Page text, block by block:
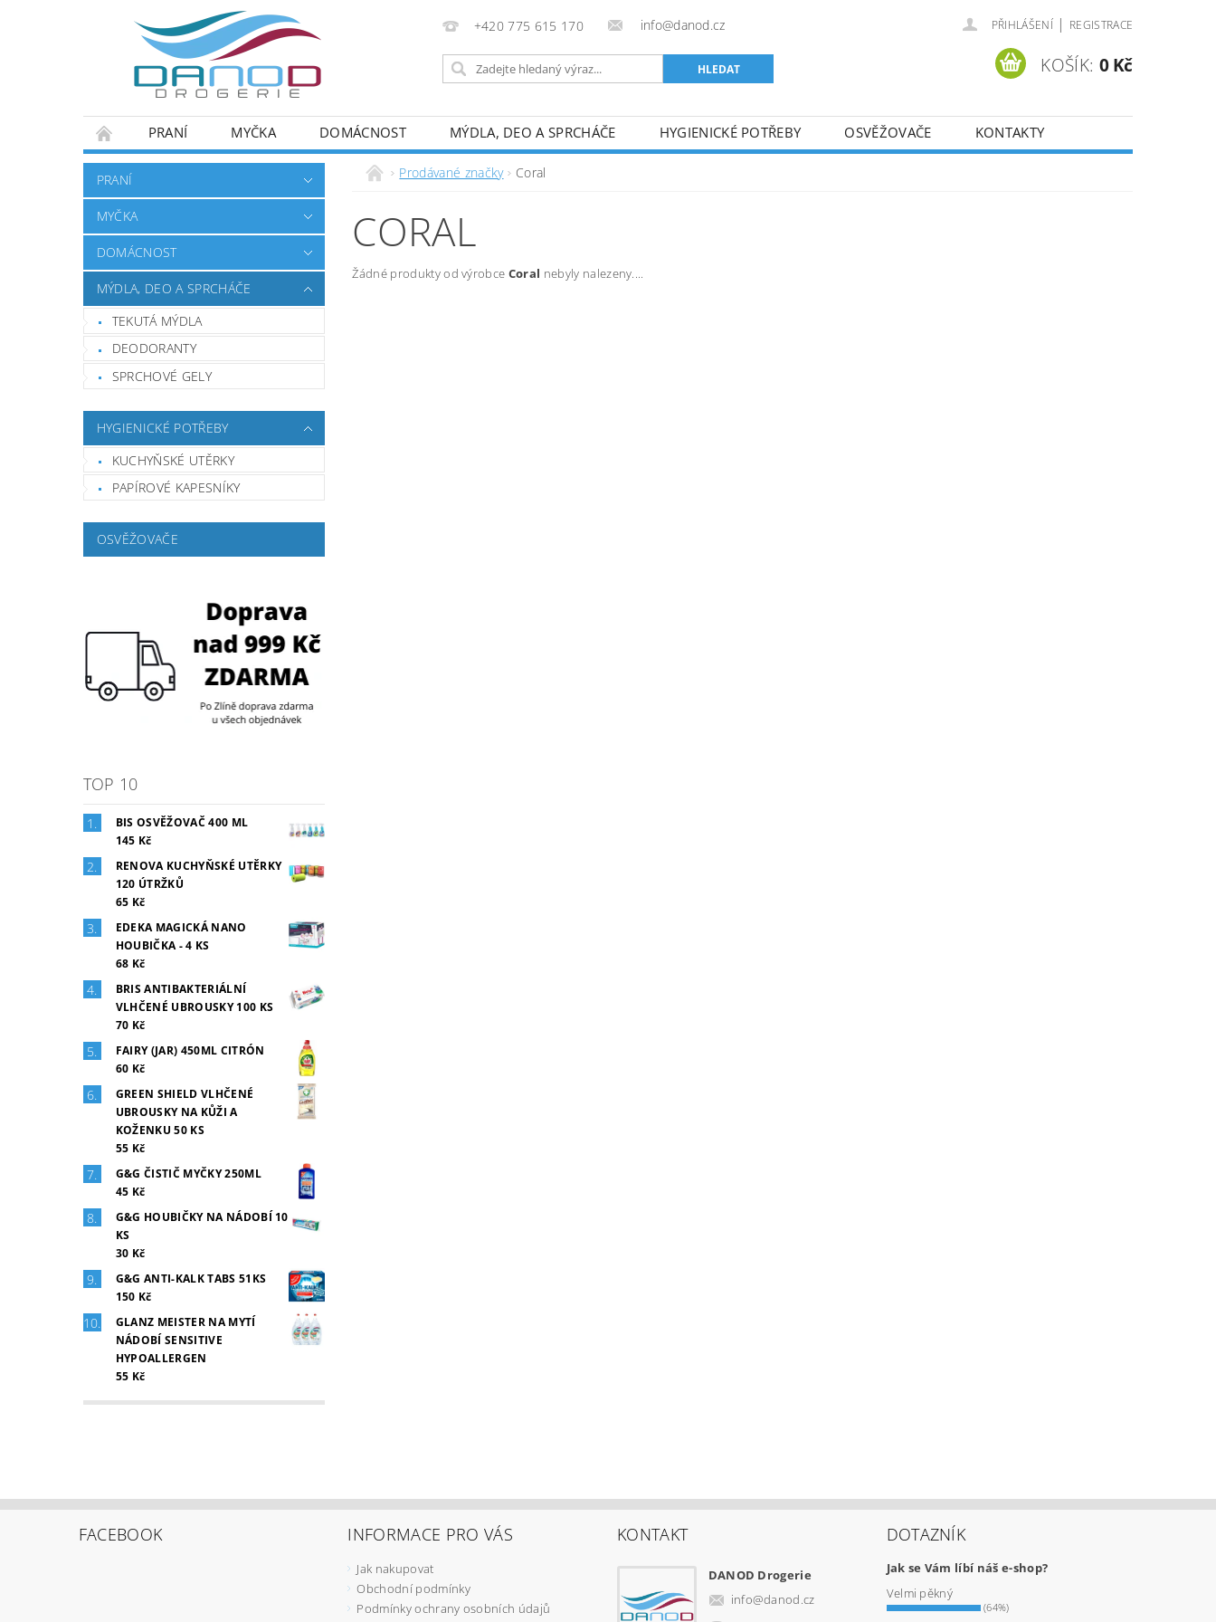
+420 775 615 170 info@danod.cz PŘIHLÁŠENÍ | REGISTRACE
KOŠÍK: 0 Kč
PRANÍ MYČKA DOMÁCNOST MÝDLA, DEO A SPRCHÁČE HYGIENICKÉ POTŘEBY OSVĚŽOVAČE KONTAKTY
PRANÍ
MYČKA
DOMÁCNOST
MÝDLA, DEO A SPRCHÁČE
TEKUTÁ MÝDLA
DEODORANTY
SPRCHOVÉ GELY
HYGIENICKÉ POTŘEBY
KUCHYŇSKÉ UTĚRKY
PAPÍROVÉ KAPESNÍKY
OSVĚŽOVAČE
TOP 10
BIS OSVĚŽOVAČ 400 ML
145 Kč
RENOVA KUCHYŇSKÉ UTĚRKY
120 ÚTRŽKŮ
65 Kč
EDEKA MAGICKÁ NANO
HOUBIČKA - 4 KS
68 Kč
BRIS ANTIBAKTERIÁLNÍ
VLHČENÉ UBROUSKY 100 KS
70 Kč
FAIRY (JAR) 450ML CITRÓN
60 Kč
GREEN SHIELD VLHČENÉ
UBROUSKY NA KŮŽI A
KOŽENKU 50 KS
55 Kč
G&G ČISTIČ MYČKY 250ML
45 Kč
G&G HOUBIČKY NA NÁDOBÍ 10
KS
30 Kč
G&G ANTI-KALK TABS 51KS
150 Kč
GLANZ MEISTER NA MYTÍ
NÁDOBÍ SENSITIVE
HYPOALLERGEN
55 Kč
Prodávané značky Coral
CORAL
Žádné produkty od výrobce Coral nebyly nalezeny....
FACEBOOK INFORMACE PRO VÁS
Jak nakupovat
Obchodní podmínky
Podmínky ochrany osobních údajů
KONTAKT
DANOD Drogerie
info@danod.cz
DOTAZNÍK
Jak se Vám líbí náš e-shop?
Velmi pěkný
(64%)